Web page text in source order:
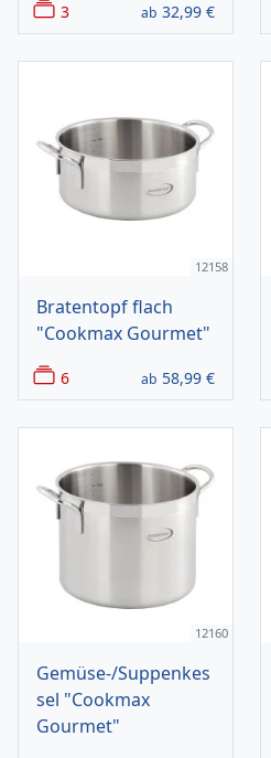
3 ab 32,99 €
12158
Bratentopf flach
"Cookmax Gourmet"
6 ab 58,99 €
12160
Gemüse-/Suppenkes
sel "Cookmax
Gourmet"